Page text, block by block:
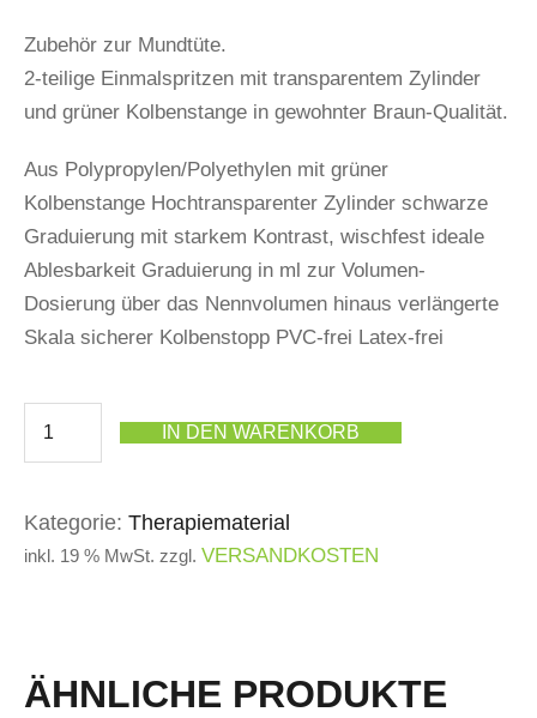
Zubehör zur Mundtüte.
2-teilige Einmalspritzen mit transparentem Zylinder
und grüner Kolbenstange in gewohnter Braun-Qualität.
Aus Polypropylen/Polyethylen mit grüner
Kolbenstange Hochtransparenter Zylinder schwarze
Graduierung mit starkem Kontrast, wischfest ideale
Ablesbarkeit Graduierung in ml zur Volumen-
Dosierung über das Nennvolumen hinaus verlängerte
Skala sicherer Kolbenstopp PVC-frei Latex-frei
IN DEN WARENKORB
Kategorie: Therapiematerial
inkl. 19 % MwSt. zzgl. VERSANDKOSTEN
ÄHNLICHE PRODUKTE